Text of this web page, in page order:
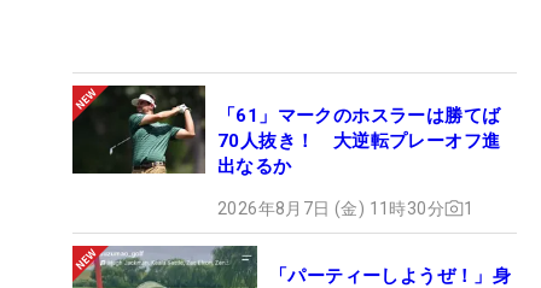
「61」マークのホスラーは勝てば
70人抜き！ 大逆転プレーオフ進
出なるか
2026年8月7日 (金) 11時30分 1
「パーティーしようぜ！」身